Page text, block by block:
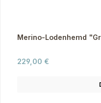
Merino-Lodenhemd
Regulärer Preis:
229,00 €